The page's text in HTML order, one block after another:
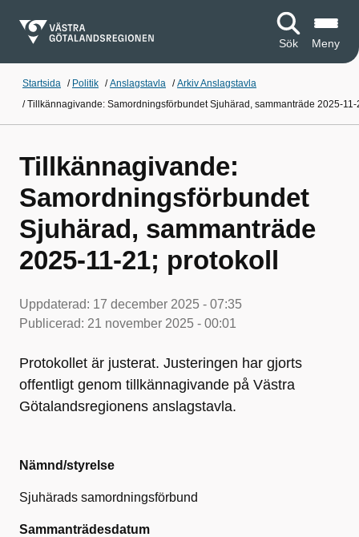
Sök Meny
Startsida / Politik /Anslagstavla /Arkiv Anslagstavla
/Tillkännagivande: Samordningsförbundet Sjuhärad, sammanträde 2025-
Tillkännagivande:
Samordningsförbundet
Sjuhärad, sammanträde
2025-11-21; protokoll
Uppdaterad: 17 december 2025 - 07:35
Publicerad: 21 november 2025 - 00:01
Protokollet är justerat. Justeringen har gjorts
offentligt genom tillkännagivande på Västra
Götalandsregionens anslagstavla.
Nämnd/styrelse
Sjuhärads samordningsförbund
Sammanträdesdatum